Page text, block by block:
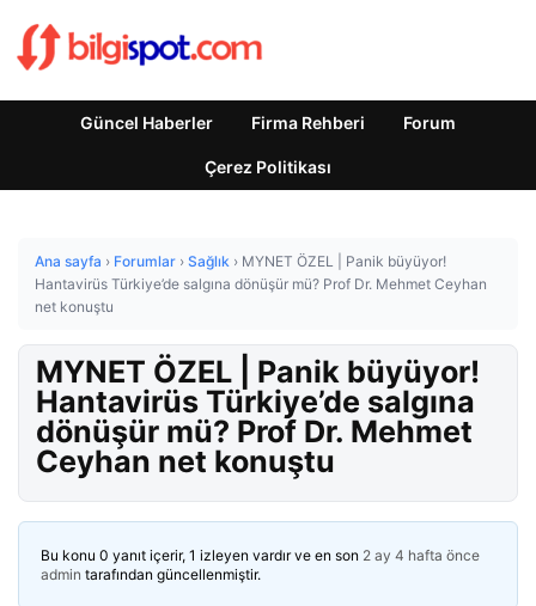
Güncel Haberler Firma Rehberi Forum
Çerez Politikası
Ana sayfa › Forumlar › Sağlık › MYNET ÖZEL | Panik büyüyor!
Hantavirüs Türkiye’de salgına dönüşür mü? Prof Dr. Mehmet Ceyhan
net konuştu
MYNET ÖZEL | Panik büyüyor!
Hantavirüs Türkiye’de salgına
dönüşür mü? Prof Dr. Mehmet
Ceyhan net konuştu
Bu konu 0 yanıt içerir, 1 izleyen vardır ve en son 2 ay 4 hafta önce
admin tarafından güncellenmiştir.